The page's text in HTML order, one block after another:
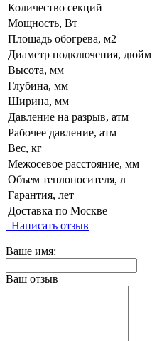
Количество секций
Мощность, Вт
Площадь обогрева, м2
Диаметр подключения, дюйм
Высота, мм
Глубина, мм
Ширина, мм
Давление на разрыв, атм
Рабочее давление, атм
Вес, кг
Межосевое расстояние, мм
Объем теплоносителя, л
Гарантия, лет
Доставка по Москве
Написать отзыв
Ваше имя:
Ваш отзыв